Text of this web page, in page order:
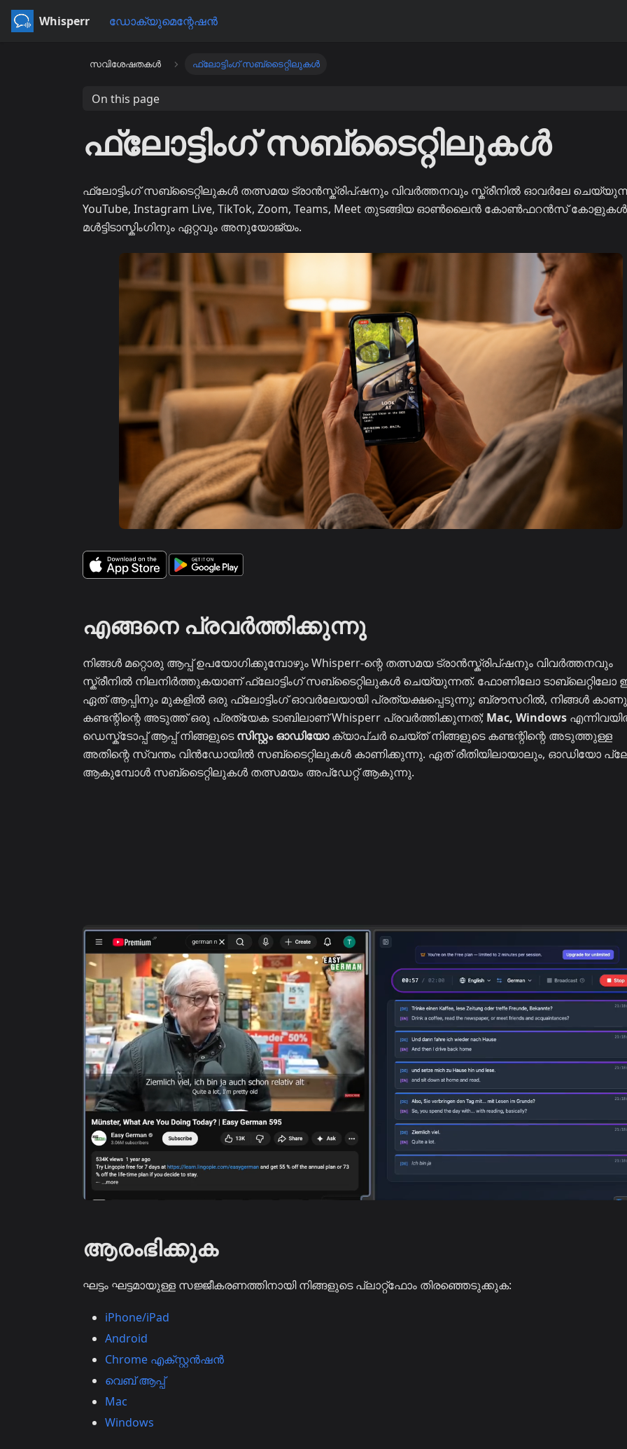
Whisperr ഡോക്യുമെന്റേഷൻ
സവിശേഷതകൾ ഫ്ലോട്ടിംഗ് സബ്‌ടൈറ്റിലുകൾ
On this page
ഫ്ലോട്ടിംഗ് സബ്‌ടൈറ്റിലുകൾ
ഫ്ലോട്ടിംഗ് സബ്‌ടൈറ്റിലുകൾ തത്സമയ ട്രാൻസ്ക്രിപ്ഷനും വിവർത്തനവും സ്ക്രീനിൽ ഓവർലേ
YouTube, Instagram Live, TikTok, Zoom, Teams, Meet തുടങ്ങിയ ഓൺലൈൻ കോൺഫറൻസ്
മൾട്ടിടാസ്കിംഗിനും ഏറ്റവും അനുയോജ്യം.
എങ്ങനെ പ്രവർത്തിക്കുന്നു
നിങ്ങൾ മറ്റൊരു ആപ്പ് ഉപയോഗിക്കുമ്പോഴും Whisperr-ന്റെ തത്സമയ ട്രാൻസ്ക്രിപ്ഷനും വിവർത്തനവും
സ്ക്രീനിൽ നിലനിർത്തുകയാണ് ഫ്ലോട്ടിംഗ് സബ്‌ടൈറ്റിലുകൾ ചെയ്യുന്നത്. ഫോണിലോ ടാബ്‌ലെറ്റിലോ
ഏത് ആപ്പിനും മുകളിൽ ഒരു ഫ്ലോട്ടിംഗ് ഓവർലേയായി പ്രത്യക്ഷപ്പെടുന്നു; ബ്രൗസറിൽ, നിങ്ങൾ
കണ്ടന്റിന്റെ അടുത്ത് ഒരു പ്രത്യേക ടാബിലാണ് Whisperr പ്രവർത്തിക്കുന്നത്; Mac, Windows
ഡെസ്ക്ടോപ്പ് ആപ്പ് നിങ്ങളുടെസിസ്റ്റം ഓഡിയോക്യാപ്ചർ ചെയ്ത് നിങ്ങളുടെ കണ്ടന്റിന്റെ അടുത്തുള്ള
അതിന്റെ സ്വന്തം വിൻഡോയിൽ സബ്‌ടൈറ്റിലുകൾ കാണിക്കുന്നു. ഏത് രീതിയിലായാലും, ഓഡിയോ
ആകുമ്പോൾ സബ്‌ടൈറ്റിലുകൾ തത്സമയം അപ്‌ഡേറ്റ് ആകുന്നു.
ആരംഭിക്കുക
ഘട്ടം ഘട്ടമായുള്ള സജ്ജീകരണത്തിനായി നിങ്ങളുടെ പ്ലാറ്റ്ഫോം തിരഞ്ഞെടുക്കുക:
iPhone/iPad
Android
Chrome എക്സ്റ്റൻഷൻ
വെബ് ആപ്പ്
Mac
Windows